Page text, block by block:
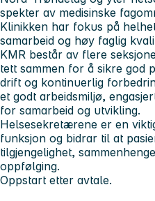
spekter av medisinske
Klinikken har fokus på
samarbeid og høy faglig
KMR består av flere
tett sammen for å sikre god
drift og kontinuerlig
et godt arbeidsmiljø,
for samarbeid og utvikling.
Helsesekretærene er en
funksjon og bidrar til at
tilgjengelighet,
oppfølging.
Oppstart etter avtale.